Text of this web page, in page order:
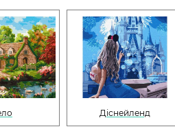
Діснейленд